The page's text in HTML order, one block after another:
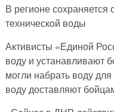
В регионе сохраняется
технической воды
Активисты «Единой
воду и устанавливают
могли набрать воду
воду доставляют